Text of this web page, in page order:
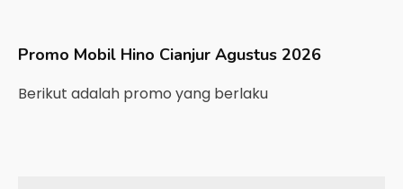
Promo Mobil Hino Cianjur Agustus 2026
Berikut adalah promo yang berlaku